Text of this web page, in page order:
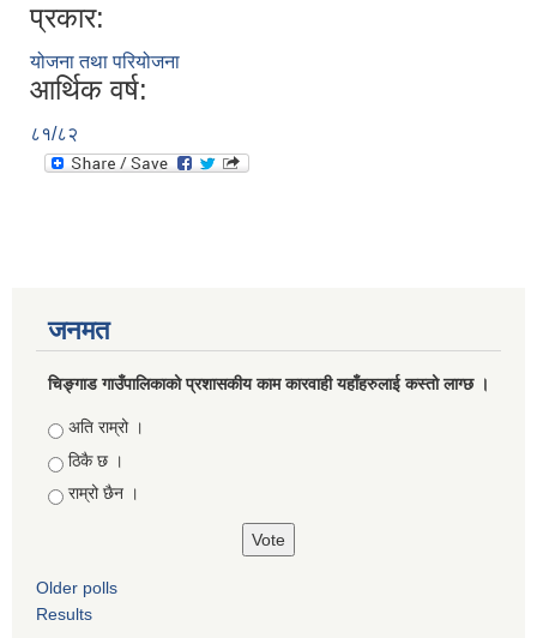
प्रकार:
योजना तथा परियोजना
आर्थिक वर्ष:
८१/८२
जनमत
चिङ्गाड गाउँपालिकाको प्रशासकीय काम कारवाही यहाँहरुलाई कस्तो लाग्छ ।
Choices
अति राम्रो ।
ठिकै छ ।
राम्रो छैन ।
Older polls
Results